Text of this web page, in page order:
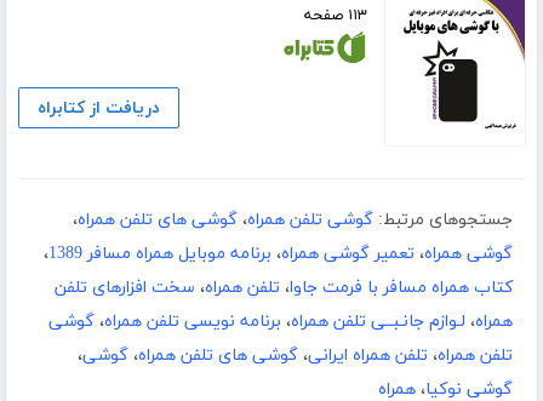
۱۱۳ صفحه
دریافت از کتابراه
جستجوهای مرتبط: گوشی تلفن همراه، گوشی های تلفن همراه،
گوشی همراه، تعمیر گوشی همراه، برنامه موبایل همراه مسافر 1389
،
کتاب همراه مسافر با فرمت جاوا، تلفن همراه، سخت افزارهای تلفن
همراه، لـوازم جانـبــی تلفن همراه، برنامه نویسی تلفن همراه، گوشی
تلفن همراه، تلفن همراه ایرانی، گوشی های تلفن همراه، گوشی،
گوشی نوکیا، همراه